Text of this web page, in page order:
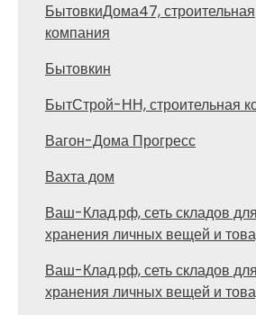
БытовкиДома47, строительная
компания
Бытовкин
БытСтрой-НН, строительная
Вагон-Дома Прогресс
Вахта дом
Ваш-Клад.рф, сеть складов для
хранения личных вещей и
Ваш-Клад.рф, сеть складов для
хранения личных вещей и